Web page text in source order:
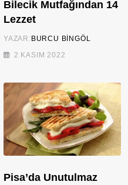
Bilecik Mutfağından 14
Lezzet
YAZAR: BURCU BINGÖL
2 KASIM 2022
Pisa’da Unutulmaz